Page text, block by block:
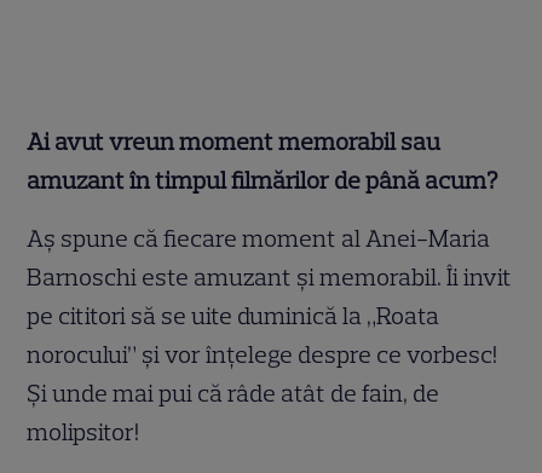
Ai avut vreun moment memorabil sau
amuzant în timpul filmărilor de până acum?
Aș spune că fiecare moment al Anei-Maria
Barnoschi este amuzant și memorabil. Îi invit
pe cititori să se uite duminică la „Roata
norocului” și vor înțelege despre ce vorbesc!
Și unde mai pui că râde atât de fain, de
molipsitor!